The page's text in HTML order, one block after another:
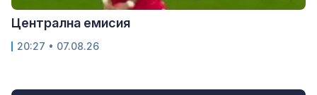
Централна емисия
20:27 • 07.08.26